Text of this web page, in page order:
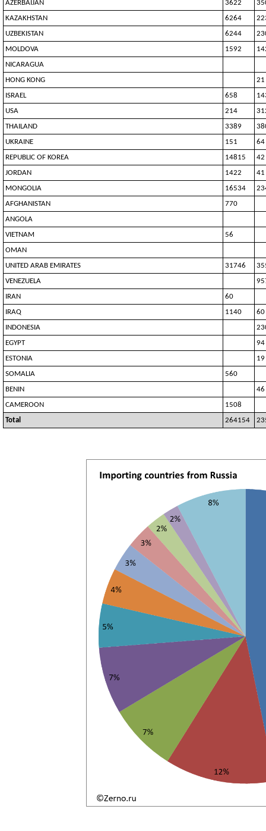
AZERBAIJAN
3622
KAZAKHSTAN
6264
UZBEKISTAN
6244
MOLDOVA
1592
NICARAGUA
HONG KONG
21
ISRAEL
658
USA
214
THAILAND
3389
UKRAINE
151
64
REPUBLIC OF KOREA
14815
42
JORDAN
1422
41
MONGOLIA
16534
AFGHANISTAN
770
ANGOLA
VIETNAM
56
OMAN
UNITED ARAB EMIRATES
31746
VENEZUELA
IRAN
60
IRAQ
1140
60
INDONESIA
EGYPT
94
ESTONIA
19
SOMALIA
560
BENIN
46
CAMEROON
1508
Total
264154